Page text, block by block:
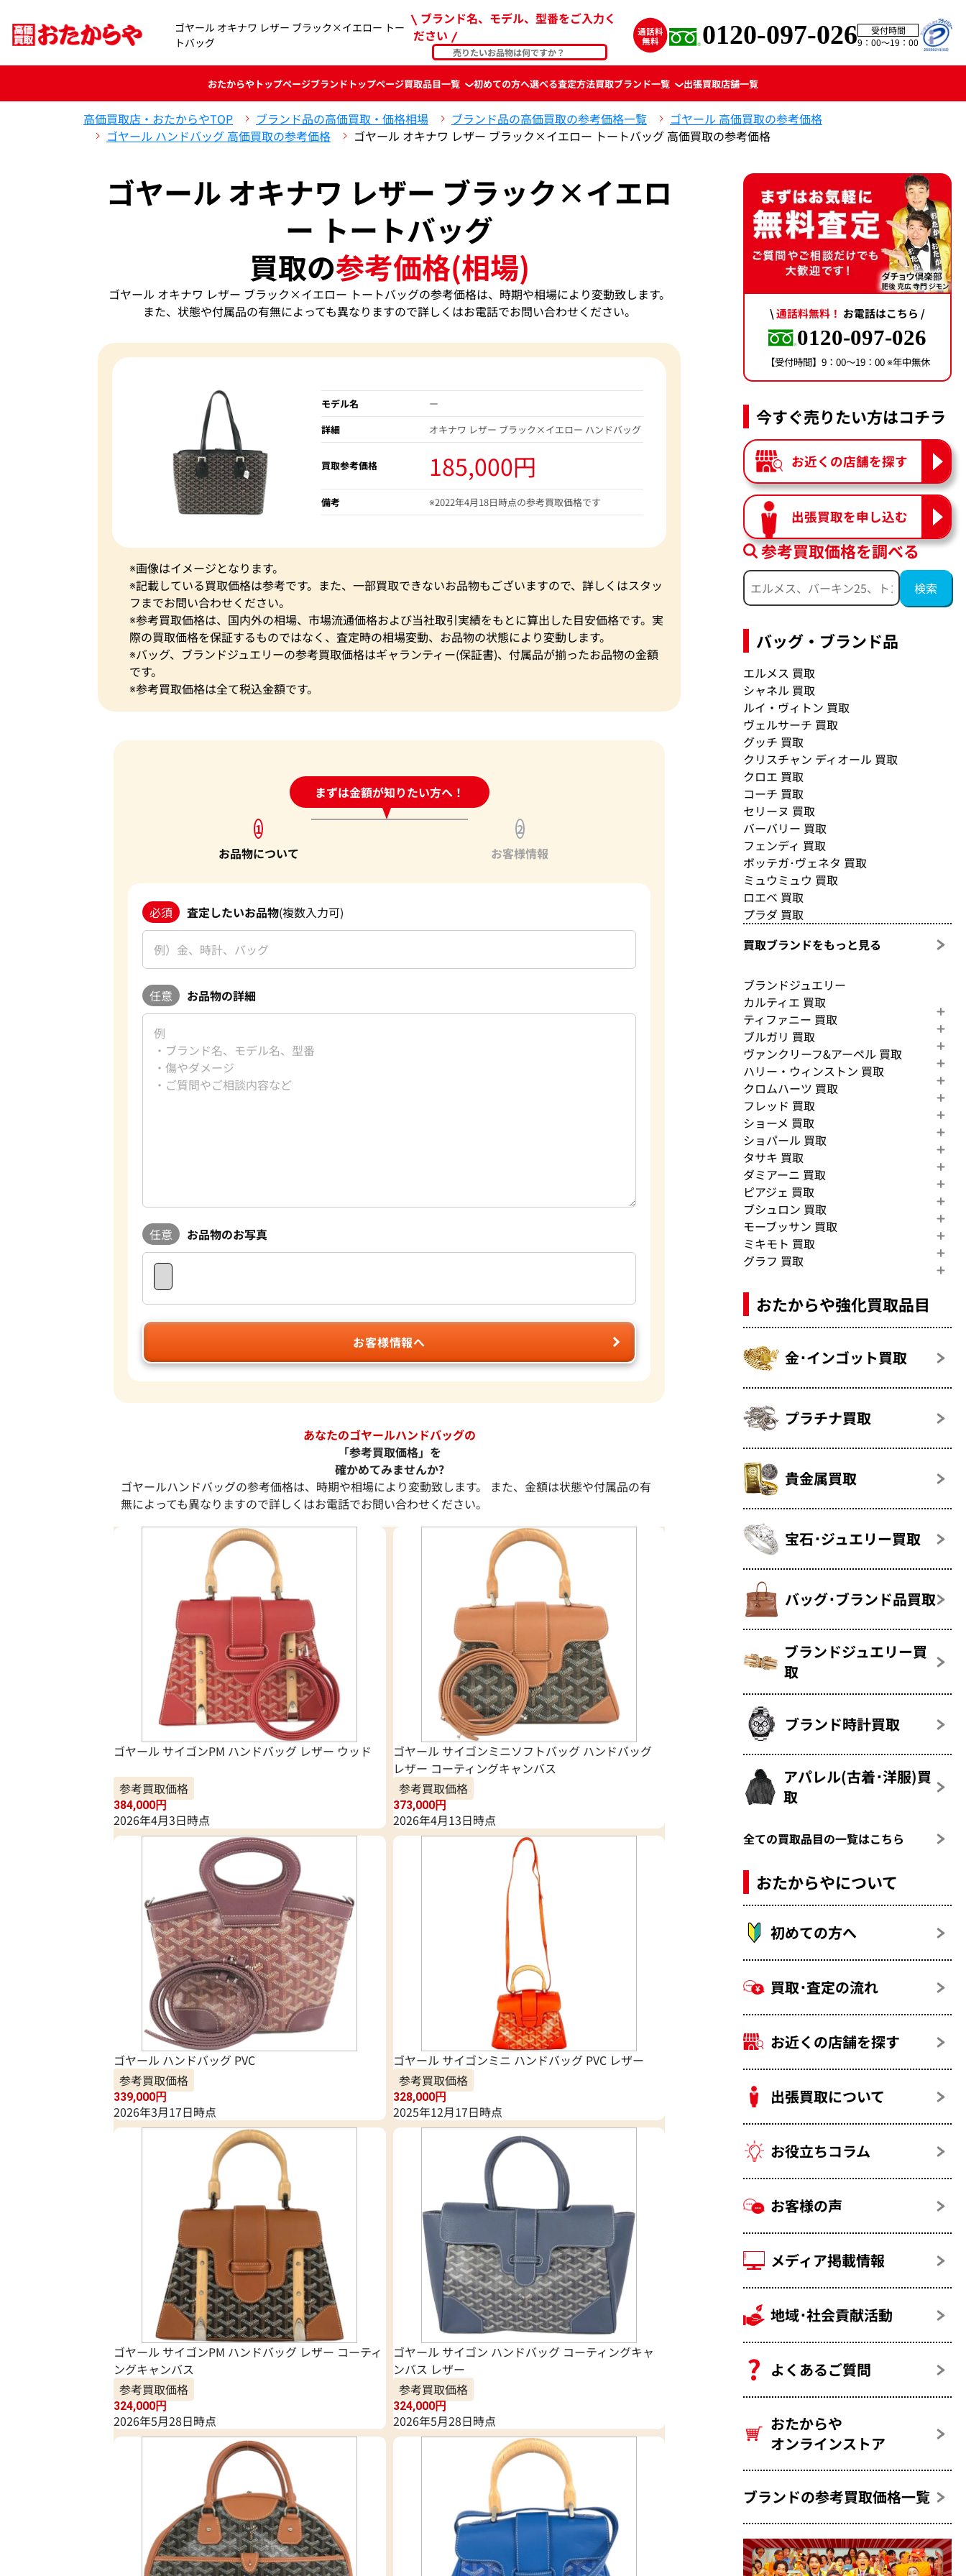
ゴヤール オキナワ レザー ブラック×イエロー トー
トバッグ
ブランド名、モデル、型番をご入力く
ださい
0120-097-026
受付時間
9：00〜19：00
おたからやトップページブランド トップページ買取品目一覧 初めての方へ選べる査定方法買取ブランド一覧 出張買取店舗一覧
高価買取店・おたからやTOP ブランド品の高価買取・価格相場 ブランド品の高価買取の参考価格一覧
ゴヤール 高価買取の参考価格
ゴヤール ハンドバッグ 高価買取の参考価格
ゴヤール オキナワ レザー ブラック×イエロー トートバッグ 高価買取の参考価格
ゴヤール オキナワ レザー ブラック×イエロ
ー トートバッグ
買取の参考価格(相場)
ゴヤール オキナワ レザー ブラック×イエロー トートバッグの参考価格は、時期や相場により変動致します。
また、状態や付属品の有無によっても異なりますので詳しくはお電話でお問い合わせください。
モデル名
ー
詳細
オキナワ レザー ブラック×イエロー ハンドバッグ
買取参考価格 185,000円
備考 ※2022年4月18日時点の参考買取価格です
※画像はイメージとなります。
※記載している買取価格は参考です。また、一部買取できないお品物もございますので、詳しくはスタッ
フまでお問い合わせください。
※参考買取価格は、国内外の相場、市場流通価格および当社取引実績をもとに算出した目安価格です。実
際の買取価格を保証するものではなく、査定時の相場変動、お品物の状態により変動します。
※バッグ、ブランドジュエリーの参考買取価格はギャランティー(保証書)、付属品が揃ったお品物の金額
です。
※参考買取価格は全て税込金額です。
まずは金額が知りたい方へ！
24時間受付中!問い合わせフォーム
1
お品物について
2
お客様情報
必須 査定したいお品物(複数入力可)
任意 お品物の詳細
任意 お品物のお写真
お客様情報へ
あなたのゴヤールハンドバッグの
「参考買取価格」を
確かめてみませんか?
ゴヤールハンドバッグの参考価格は、時期や相場により変動致します。 また、金額は状態や付属品の有
無によっても異なりますので詳しくはお電話でお問い合わせください。
ゴヤール サイゴンPM ハンドバッグ レザー ウッド
参考買取価格
384,000円
2026年4月3日時点
ゴヤール サイゴンミニソフトバッグ ハンドバッグ
レザー コーティングキャンバス
参考買取価格
373,000円
2026年4月13日時点
ゴヤール ハンドバッグ PVC
参考買取価格
339,000円
2026年3月17日時点
ゴヤール サイゴンミニ ハンドバッグ PVC レザー
参考買取価格
328,000円
2025年12月17日時点
ゴヤール サイゴンPM ハンドバッグ レザー コーティ
ングキャンバス
参考買取価格
324,000円
2026年5月28日時点
ゴヤール サイゴン ハンドバッグ コーティングキャ
ンバス レザー
参考買取価格
324,000円
2026年5月28日時点
\通話料無料！ お電話はこちら /
0120-097-026
【受付時間】9：00〜19：00 ※年中無休
今すぐ売りたい方はコチラ
お近くの店舗を探す
出張買取を申し込む
参考買取価格を調べる
バッグ・ブランド品
エルメス 買取
シャネル 買取
ルイ・ヴィトン 買取
ヴェルサーチ 買取
グッチ 買取
クリスチャン ディオール 買取
クロエ 買取
コーチ 買取
セリーヌ 買取
バーバリー 買取
フェンディ 買取
ボッテガ･ヴェネタ 買取
ミュウミュウ 買取
ロエベ 買取
プラダ 買取
買取ブランドをもっと見る
ブランドジュエリー
カルティエ 買取
ティファニー 買取
ブルガリ 買取
ヴァンクリーフ&アーペル 買取
ハリー・ウィンストン 買取
クロムハーツ 買取
フレッド 買取
ショーメ 買取
ショパール 買取
タサキ 買取
ダミアーニ 買取
ピアジェ 買取
ブシュロン 買取
モーブッサン 買取
ミキモト 買取
グラフ 買取
おたからや強化買取品目
金･インゴット買取
プラチナ買取
貴金属買取
宝石･ジュエリー買取
バッグ･ブランド品買取
ブランドジュエリー買
取
ブランド時計買取
アパレル(古着･洋服)買
取
全ての買取品目の一覧はこちら
おたからやについて
初めての方へ
買取･査定の流れ
お近くの店舗を探す
出張買取について
お役立ちコラム
お客様の声
メディア掲載情報
地域･社会貢献活動
よくあるご質問
おたからや
オンラインストア
ブランドの参考買取価格一覧